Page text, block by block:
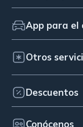
App para el
Otros
Descuentos
Conócenos